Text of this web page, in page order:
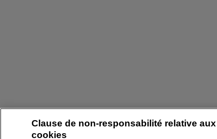
Clause de non-responsabilité relative aux
cookies